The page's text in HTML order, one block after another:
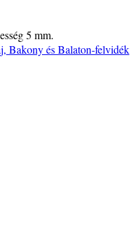
5 mm.
Bakony és Balaton-felvidék